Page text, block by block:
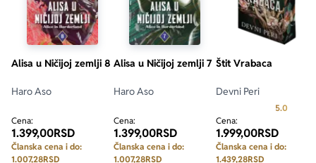
Alisa u Ničijoj zemlji 8
Haro Aso
Cena:
1.399,00RSD
Članska cena i do:
1.007,28RSD
Alisa u Ničijoj zemlji 7
Haro Aso
Cena:
1.399,00RSD
Članska cena i do:
1.007,28RSD
Štit Vrabaca
Devni Peri
5.0
Cena:
1.999,00RSD
Članska cena i do:
1.439,28RSD